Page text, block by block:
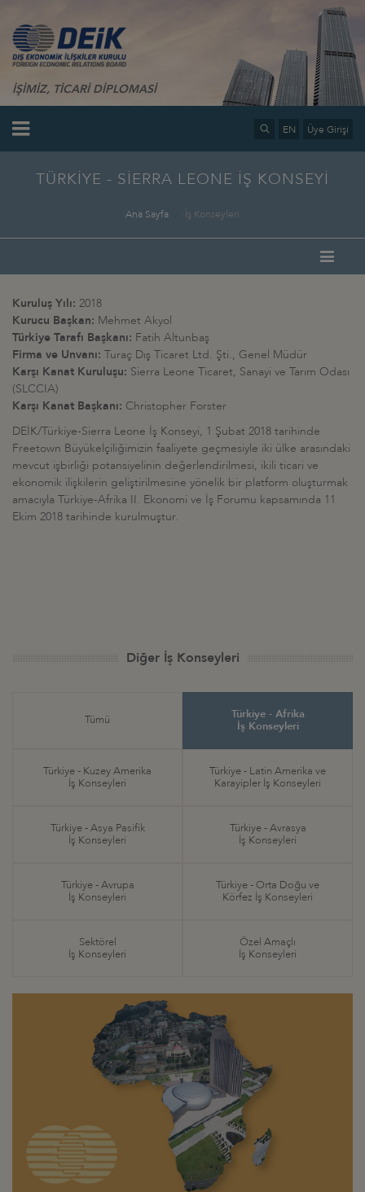
İŞİMİZ, TİCARİ DİPLOMASİ
EN Üye Girişi
TÜRKİYE - SİERRA LEONE İŞ KONSEYİ
Ana Sayfa İş Konseyleri
Kuruluş Yılı: 2018
Kurucu Başkan: Mehmet Akyol
Türkiye Tarafı Başkanı: Fatih Altunbaş
Firma ve Unvanı: Turaç Dış Ticaret Ltd. Şti., Genel Müdür
Karşı Kanat Kuruluşu: Sierra Leone Ticaret, Sanayi ve Tarım Odası
(SLCCIA)
Karşı Kanat Başkanı: Christopher Forster
DEİK/Türkiye-Sierra Leone İş Konseyi, 1 Şubat 2018 tarihinde
Freetown Büyükelçiliğimizin faaliyete geçmesiyle iki ülke arasındaki
mevcut işbirliği potansiyelinin değerlendirilmesi, ikili ticari ve
ekonomik ilişkilerin geliştirilmesine yönelik bir platform oluşturmak
amacıyla Türkiye-Afrika II. Ekonomi ve İş Forumu kapsamında 11
Ekim 2018 tarihinde kurulmuştur.
Diğer İş Konseyleri
Tümü
Türkiye - Afrika
İş Konseyleri
Türkiye - Kuzey Amerika
İş Konseyleri
Türkiye - Latin Amerika ve
Karayipler İş Konseyleri
Türkiye - Asya Pasifik
İş Konseyleri
Türkiye - Avrasya
İş Konseyleri
Türkiye - Avrupa
İş Konseyleri
Türkiye - Orta Doğu ve
Körfez İş Konseyleri
Sektörel
İş Konseyleri
Özel Amaçlı
İş Konseyleri